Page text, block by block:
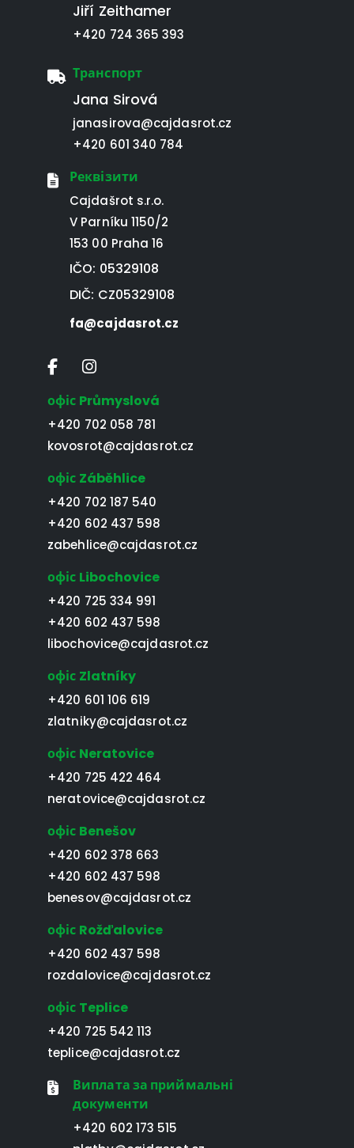
Jiří Zeithamer
+420 724 365 393
Транспорт
Jana Sirová
janasirova@cajdasrot.cz
+420 601 340 784
Реквізити
Cajdašrot s.r.o.
V Parníku 1150/2
153 00 Praha 16
IČO: 05329108
DIČ: CZ05329108
fa@cajdasrot.cz
офіс Průmyslová
+420 702 058 781
kovosrot@cajdasrot.cz
офіс Záběhlice
+420 702 187 540
+420 602 437 598
zabehlice@cajdasrot.cz
офіс Libochovice
+420 725 334 991
+420 602 437 598
libochovice@cajdasrot.cz
офіс Zlatníky
+420 601 106 619
zlatniky@cajdasrot.cz
офіс Neratovice
+420 725 422 464
neratovice@cajdasrot.cz
офіс Benešov
+420 602 378 663
+420 602 437 598
benesov@cajdasrot.cz
офіс Rožďalovice
+420 602 437 598
rozdalovice@cajdasrot.cz
офіс Teplice
+420 725 542 113
teplice@cajdasrot.cz
Виплата за приймальні
документи
+420 602 173 515